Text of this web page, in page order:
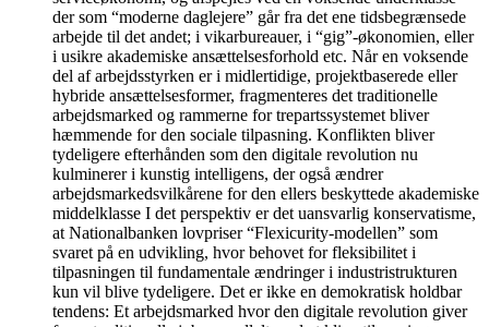
der som “moderne daglejere” går fra det ene tidsbegrænsede
arbejde til det andet; i vikarbureauer, i “gig”-økonomien, eller
i usikre akademiske ansættelsesforhold etc. Når en voksende
del af arbejdsstyrken er i midlertidige, projektbaserede eller
hybride ansættelsesformer, fragmenteres det traditionelle
arbejdsmarked og rammerne for trepartssystemet bliver
hæmmende for den sociale tilpasning. Konflikten bliver
tydeligere efterhånden som den digitale revolution nu
kulminerer i kunstig intelligens, der også ændrer
arbejdsmarkedsvilkårene for den ellers beskyttede akademiske
middelklasse I det perspektiv er det uansvarlig konservatisme,
at Nationalbanken lovpriser “Flexicurity-modellen” som
svaret på en udvikling, hvor behovet for fleksibilitet i
tilpasningen til fundamentale ændringer i industristrukturen
kun vil blive tydeligere. Det er ikke en demokratisk holdbar
tendens: Et arbejdsmarked hvor den digitale revolution giver